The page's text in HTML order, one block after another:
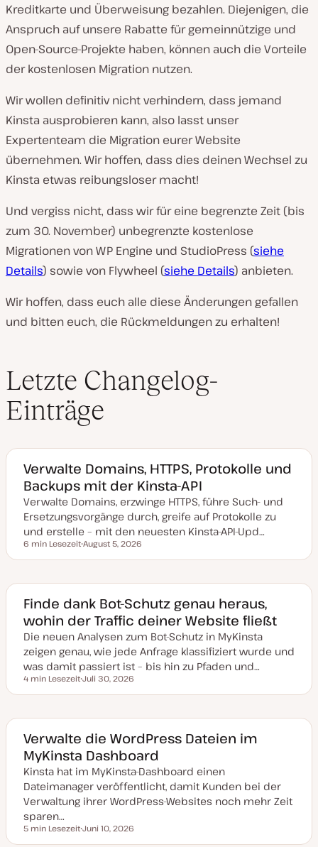
Kreditkarte und Überweisung bezahlen. Diejenigen, die
Anspruch auf unsere Rabatte für gemeinnützige und
Open-Source-Projekte haben, können auch die Vorteile
der kostenlosen Migration nutzen.
Wir wollen definitiv nicht verhindern, dass jemand
Kinsta ausprobieren kann, also lasst unser
Expertenteam die Migration eurer Website
übernehmen. Wir hoffen, dass dies deinen Wechsel zu
Kinsta etwas reibungsloser macht!
Und vergiss nicht, dass wir für eine begrenzte Zeit (bis
zum 30. November) unbegrenzte kostenlose
Migrationen von WP Engine und StudioPress (siehe
Details) sowie von Flywheel (siehe Details) anbieten.
Wir hoffen, dass euch alle diese Änderungen gefallen
und bitten euch, die Rückmeldungen zu erhalten!
Letzte Changelog-
Einträge
Verwalte Domains, HTTPS, Protokolle und
Backups mit der Kinsta-API
Verwalte Domains, erzwinge HTTPS, führe Such- und
Ersetzungsvorgänge durch, greife auf Protokolle zu
und erstelle – mit den neuesten Kinsta-API-Upd…
Lesezeit
6 min Lesezeit
a
a
k
t
u
a
i
s
i
e
August 5, 2026
Finde dank Bot-Schutz genau heraus,
wohin der Traffic deiner Website fließt
Die neuen Analysen zum Bot-Schutz in MyKinsta
zeigen genau, wie jede Anfrage klassifiziert wurde und
was damit passiert ist – bis hin zu Pfaden und…
Lesezeit
4 min Lesezeit
a
k
t
u
a
i
s
r
t
Juli 30, 2026
Verwalte die WordPress Dateien im
MyKinsta Dashboard
Kinsta hat im MyKinsta-Dashboard einen
Dateimanager veröffentlicht, damit Kunden bei der
Verwaltung ihrer WordPress-Websites noch mehr Zeit
sparen…
Lesezeit
5 min Lesezeit Juni 10, 2026